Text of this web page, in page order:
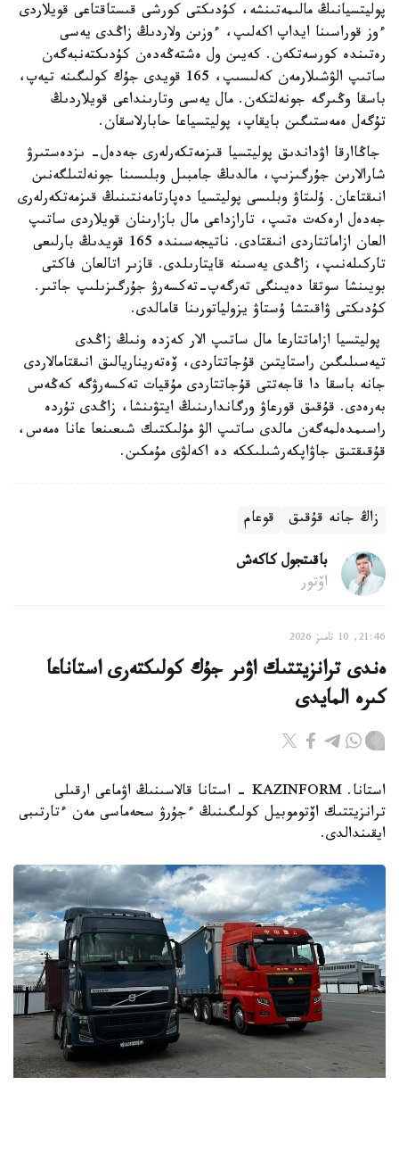
پوليتسيانىڭ مالىمەتىنشە، كۇدىكتى كورشى قىستاقتاعى قويلاردى
ءوز قوراسىنا ايداپ اكەلىپ، ءوزىن ولاردىڭ زاڭدى يەسى
رەتىندە كورسەتكەن. كەيىن ول ەشتەڭەدەن كۇدىكتەنبەگەن
ساتىپ الۋشىلارمەن كەلىسىپ، 165 قويدى جۇك كولىگىنە تيەپ،
باسقا وڭىرگە جونەلتكەن. مال يەسى وتارىنداعى قويلاردىڭ
تۇگەل ەمەستىگىن بايقاپ، پوليتسياعا حابارلاسقان.
جاڭاارقا اۋداندىق پوليتسيا قىزمەتكەرلەرى جەدەل- ىزدەستىرۋ
شارالارىن جۇرگىزىپ، مالدىڭ جامبىل وبلىسىنا جونەلتىلگەنىن
انىقتاعان. ۇلىتاۋ وبلىسى پوليتسيا دەپارتامەنتىنىڭ قىزمەتكەرلەرى
جەدەل ارەكەت ەتىپ، تارازداعى مال بازارىنان قويلاردى ساتىپ
العان ازاماتتاردى انىقتادى. ناتيجەسىندە 165 قويدىڭ بارلىعى
تاركىلەنىپ، زاڭدى يەسىنە قايتارىلدى. قازىر اتالعان فاكتى
بويىنشا سوتقا دەيىنگى تەرگەپ-تەكسەرۋ جۇرگىزىلىپ جاتىر.
كۇدىكتى ۋاقىتشا ۇستاۋ يزولياتورىنا قامالدى.
پوليتسيا ازاماتتارعا مال ساتىپ الار كەزدە ونىڭ زاڭدى
تيەسىلىگىن راستايتىن قۇجاتتاردى، ۆەتەريناريالىق انىقتامالاردى
جانە باسقا دا قاجەتتى قۇجاتتاردى مۇقيات تەكسەرۋگە كەڭەس
بەرەدى. قۇقىق قورعاۋ ورگاندارىنىڭ ايتۋىنشا، زاڭدى تۇردە
راسىمدەلمەگەن مالدى ساتىپ الۋ مۇلىكتىك شىعىنعا عانا ەمەس،
قۇقىقتىق جاۋاپكەرشىلىككە دە اكەلۋى مۇمكىن.
زاڭ جانە قۇقىق قوعام
باقىتجول كاكەش
اۆتور
21:46, 10 تامىز 2026
ەندى ترانزيتتىك اۋىر جۇك كولىكتەرى استاناعا
كىرە المايدى
استانا. KAZINFORM - استانا قالاسىنىڭ اۋماعى ارقىلى
ترانزيتتىك اۆتوموبيل كولىگىنىڭ ءجۇرۋ سحەماسى مەن ءتارتىبى
ايقىندالدى.